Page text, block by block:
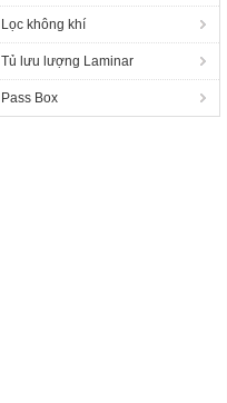
Lọc không khí
Tủ lưu lượng Laminar
Pass Box